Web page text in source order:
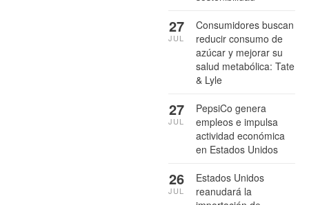
Consumidores buscan
reducir consumo de
azúcar y mejorar su
salud metabólica: Tate
& Lyle
27
JUL
PepsiCo genera
empleos e impulsa
actividad económica
en Estados Unidos
27
JUL
Estados Unidos
reanudará la
26
JUL